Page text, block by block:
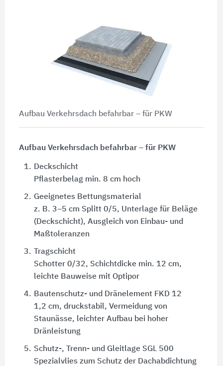
Aufbau Verkehrsdach befahrbar – für PKW
Aufbau Verkehrsdach befahrbar – für PKW
1. Deckschicht
Pflasterbelag min. 8 cm hoch
2. Geeignetes Bettungsmaterial
z. B. 3–5 cm Splitt 0/5, Unterlage für Beläge
(Deckschicht), Ausgleich von Einbau- und
Maßtoleranzen
3.
Tragschicht
Schotter 0/32, Schichtdicke min. 12 cm,
leichte Bauweise mit Optipor
4. Bautenschutz- und Dränelement FKD 12
1,2 cm, druckstabil, Vermeidung von
Staunässe, leichter Aufbau bei hoher
Dränleistung
5. Schutz-, Trenn- und Gleitlage SGL 500
Spezialvlies zum Schutz der Dachabdichtung